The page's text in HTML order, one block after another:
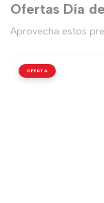
Ofertas Día
Aprovecha estos
OFERTA